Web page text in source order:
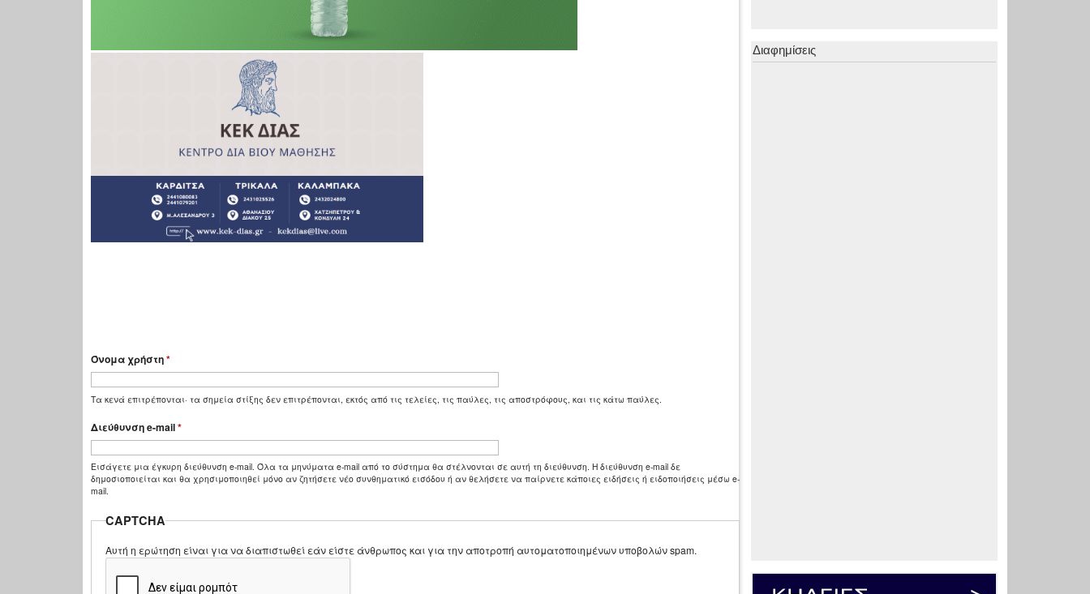
Όνομα χρήστη*
Τα κενά επιτρέπονται· τα σημεία στίξης δεν επιτρέπονται, εκτός από τις τελείες, τις παύλες, τις αποστρόφους, και τις κάτω παύλες.
Διεύθυνση e-mail*
Εισάγετε μια έγκυρη διεύθυνση e-mail. Όλα τα μηνύματα e-mail από το σύστημα θα στέλνονται σε αυτή τη διεύθυνση. Η διεύθυνση e-mail δε
δημοσιοποιείται και θα χρησιμοποιηθεί μόνο αν ζητήσετε νέο συνθηματικό εισόδου ή αν θελήσετε να παίρνετε κάποιες ειδήσεις ή ειδοποιήσεις μέσω e-
mail.
CAPTCHA
Αυτή η ερώτηση είναι για να διαπιστωθεί εάν είστε άνθρωπος και για την αποτροπή αυτοματοποιημένων υποβολών spam.
Διαφημίσεις